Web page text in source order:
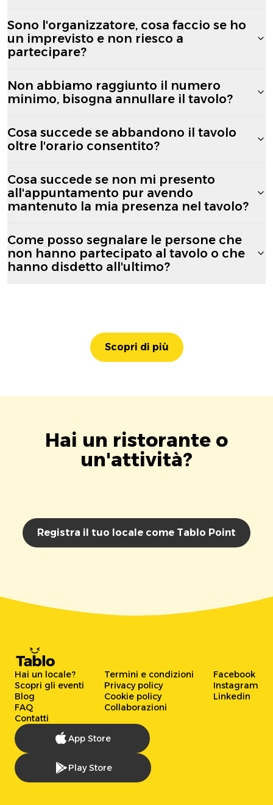
Sono l'organizzatore, cosa faccio se ho
un imprevisto e non riesco a
partecipare?
Non abbiamo raggiunto il numero
minimo, bisogna annullare il tavolo?
Cosa succede se abbandono il tavolo
oltre l'orario consentito?
Cosa succede se non mi presento
all'appuntamento pur avendo
mantenuto la mia presenza nel tavolo?
Come posso segnalare le persone che
non hanno partecipato al tavolo o che
hanno disdetto all'ultimo?
Scopri di più
Hai un ristorante o
un'attività?
Registra il tuo locale come Tablo Point
Hai un locale?
Scopri gli eventi
Blog
FAQ
Contatti
Termini e condizioni
Privacy policy
Cookie policy
Collaborazioni
Facebook
Instagram
Linkedin
App Store
Play Store